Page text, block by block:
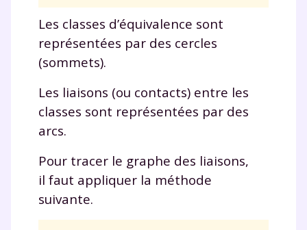
Les classes d’équivalence sont
représentées par des cercles
(sommets).
Les liaisons (ou contacts) entre les
classes sont représentées par des
arcs.
Pour tracer le graphe des liaisons,
il faut appliquer la méthode
suivante.
Fermer